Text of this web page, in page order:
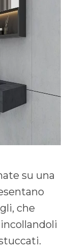
su una
che